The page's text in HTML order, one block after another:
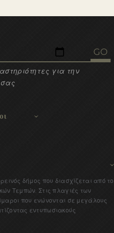
για την
δήμος που διασχίζεται από το
Τεμπών. Στις πλαγιές των
που ενώνονται σε μεγάλους
εντυπωσιακούς